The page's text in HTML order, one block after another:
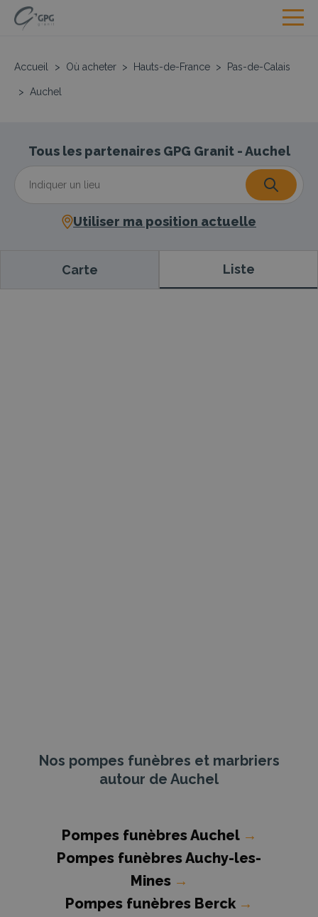
Accueil > Où acheter > Hauts-de-France > Pas-de-Calais
> Auchel
Tous les partenaires GPG Granit - Auchel
Utiliser ma position actuelle
Carte Liste
Nos pompes funèbres et marbriers
autour de Auchel
Pompes funèbres Auchel →
Pompes funèbres Auchy-les-
Mines →
Pompes funèbres Berck →